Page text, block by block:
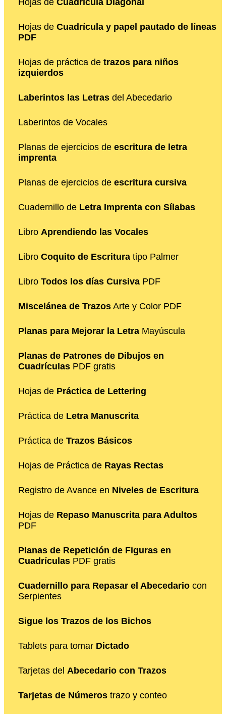
Hojas de Cuadrícula y papel pautado de líneas
PDF
Hojas de práctica de trazos para niños
izquierdos
Laberintos las Letras del Abecedario
Laberintos de Vocales
Planas de ejercicios de escritura de letra
imprenta
Planas de ejercicios de escritura cursiva
Cuadernillo de Letra Imprenta con Sílabas
Libro Aprendiendo las Vocales
Libro Coquito de Escritura tipo Palmer
Libro Todos los días Cursiva PDF
Miscelánea de Trazos Arte y Color PDF
Planas para Mejorar la Letra Mayúscula
Planas de Patrones de Dibujos en
Cuadrículas PDF gratis
Hojas de Práctica de Lettering
Práctica de Letra Manuscrita
Práctica de Trazos Básicos
Hojas de Práctica de Rayas Rectas
Registro de Avance en Niveles de Escritura
Hojas de Repaso Manuscrita para Adultos
PDF
Planas de Repetición de Figuras en
Cuadrículas PDF gratis
Cuadernillo para Repasar el Abecedario con
Serpientes
Sigue los Trazos de los Bichos
Tablets para tomar Dictado
Tarjetas del Abecedario con Trazos
Tarjetas de Números trazo y conteo